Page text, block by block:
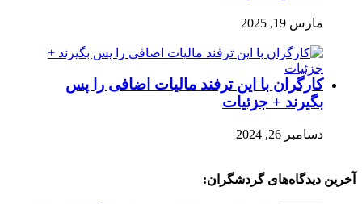
مارس 19, 2025
کارگران با این ترفند مالیات اضافی را پس
بگیرند + جزئیات
دسامبر 26, 2024
آخرین دیدگاه‌های گردشگران: